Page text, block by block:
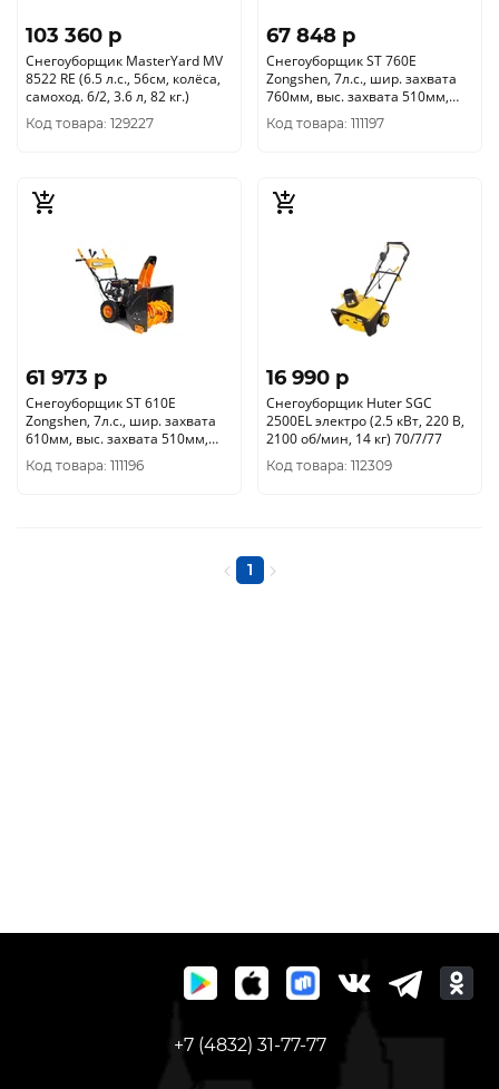
103 360 p
Снегоуборщик MasterYard MV
8522 RE (6.5 л.с., 56см, колёса,
самоход. 6/2, 3.6 л, 82 кг.)
Код товара: 129227
67 848 p
Снегоуборщик ST 760E
Zongshen, 7л.с., шир. захвата
760мм, выс. захвата 510мм,
стартер руч/эл. зап., передачи
6/2, колеса 14*4.10-6, рeгул.на
Код товара: 111197
61 973 p
Снегоуборщик ST 610E
Zongshen, 7л.с., шир. захвата
610мм, выс. захвата 510мм,
стартер руч/эл. зап., передачи
6/2, колеса 13*4.10-6, рeгул.на
Код товара: 111196
16 990 p
Снегоуборщик Huter SGC
2500EL электро (2.5 кВт, 220 В,
2100 об/мин, 14 кг) 70/7/77
Код товара: 112309
1
+7 (4832) 31-77-77